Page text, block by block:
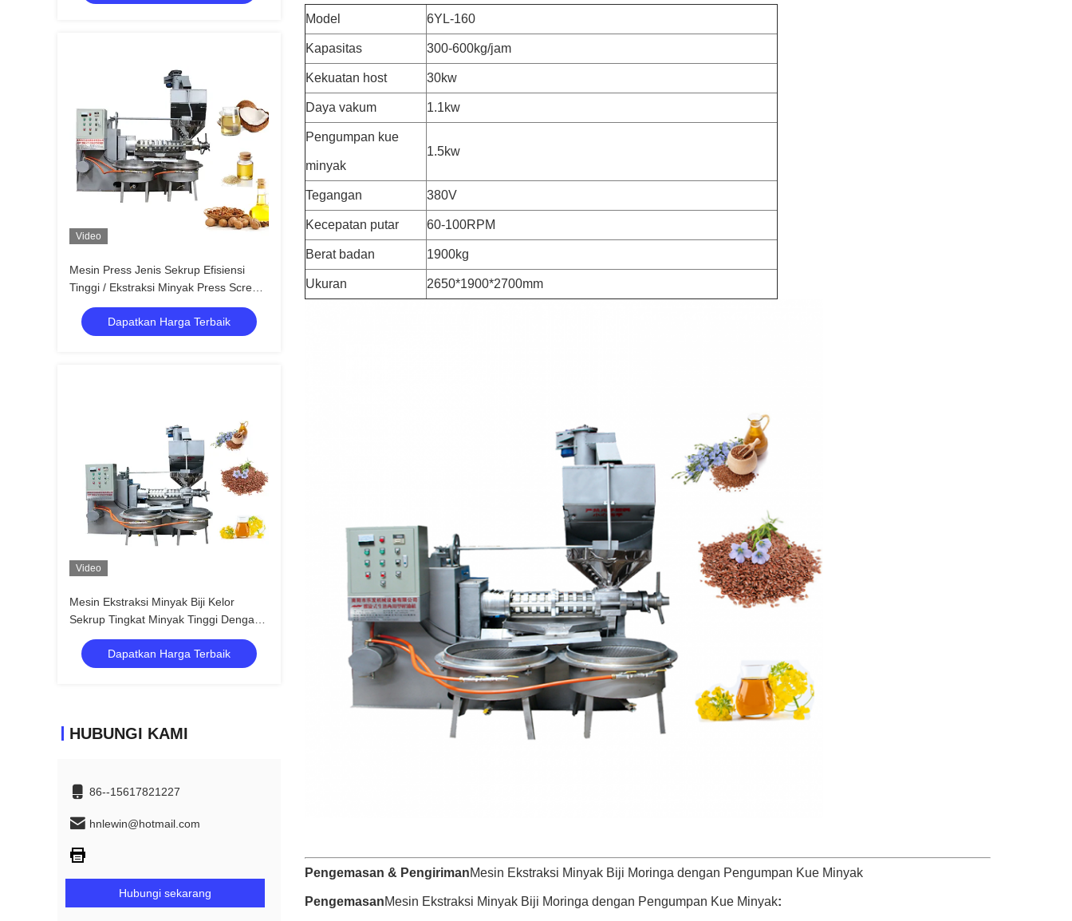
Video
Mesin Press Jenis Sekrup Efisiensi
Tinggi / Ekstraksi Minyak Press Screw
6YL-160
Dapatkan Harga Terbaik
Video
Mesin Ekstraksi Minyak Biji Kelor
Sekrup Tingkat Minyak Tinggi Dengan
Pengumpan Kue Minyak
Dapatkan Harga Terbaik
HUBUNGI KAMI
86--15617821227
hnlewin@hotmail.com
Hubungi sekarang
Model 6YL-160
Kapasitas 300-600kg/jam
Kekuatan host 30kw
Daya vakum 1.1kw
Pengumpan kue
minyak
1.5kw
Tegangan 380V
Kecepatan putar 60-100RPM
Berat badan 1900kg
Ukuran 2650*1900*2700mm
Pengemasan & PengirimanMesin Ekstraksi Minyak Biji Moringa dengan Pengumpan Kue Minyak
PengemasanMesin Ekstraksi Minyak Biji Moringa dengan Pengumpan Kue Minyak: